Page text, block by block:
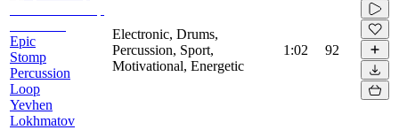
Epic
Stomp
Percussion
Loop
Yevhen
Lokhmatov
Electronic, Drums,
Percussion, Sport,
Motivational, Energetic
1:02 92